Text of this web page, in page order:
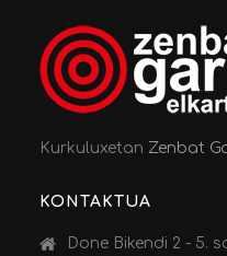
KurkuluxetanZenbat
KONTAKTUA
Done Bikendi 2 - 5.